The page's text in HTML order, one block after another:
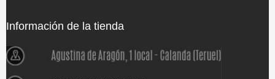
Información de la tienda